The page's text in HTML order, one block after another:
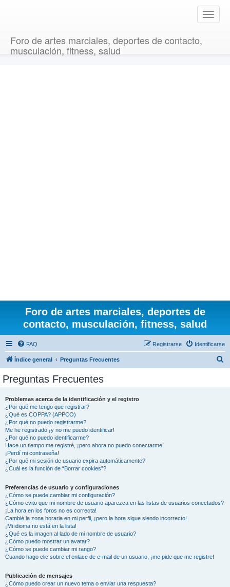
T
o
Foro de artes marciales, deportes de contacto,
musculación, fitness, salud
Foro de artes marciales, deportes de
contacto, musculación, fitness, salud
FAQ Identificarse
Registrarse
Índice general Preguntas Frecuentes
Preguntas Frecuentes
Problemas acerca de la identificación y el registro
¿Por qué me tengo que registrar?
¿Qué es COPPA? (APPCO)
¿Por qué no puedo registrarme?
Me he registrado ¡y no me puedo identificar!
¿Por qué no puedo identificarme?
Hace un tiempo me registré, ¡pero ahora no puedo conectarme!
¡Perdí mi contraseña!
¿Por qué mi sesión de usuario expira automáticamente?
¿Cuál es la función de “Borrar cookies”?
Preferencias de usuario y configuraciones
¿Cómo se puede cambiar mi configuración?
¿Cómo evito que mi nombre de usuario aparezca en las listas de usuarios conectados?
¡La hora en los foros no es correcta!
Cambié la zona horaria en mi perfil, ¡pero la hora sigue siendo incorrecto!
¡Mi idioma no está en la lista!
¿Qué es la imagen al lado de mi nombre de usuario?
¿Cómo puedo mostrar un avatar?
¿Cómo se puede cambiar mi rango?
Cuando hago clic sobre el enlace de e-mail de un usuario, ¡me pide que me registre!
Publicación de mensajes
¿Cómo puedo crear un nuevo tema o enviar una respuesta?